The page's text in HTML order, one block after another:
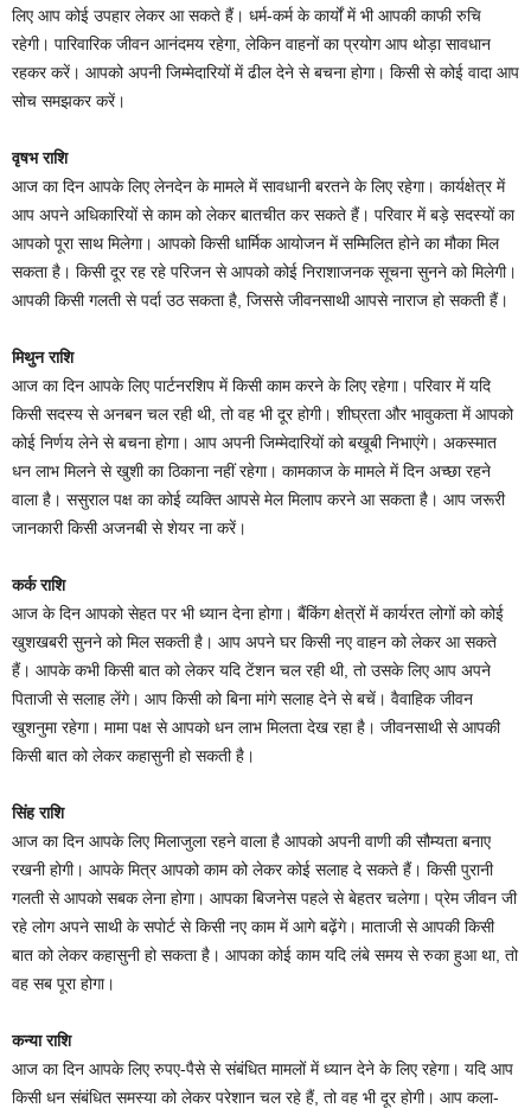
लिए आप कोई उपहार लेकर आ सकते हैं। धर्म-कर्म के कार्यों में भी आपकी काफी रुचि
रहेगी। पारिवारिक जीवन आनंदमय रहेगा, लेकिन वाहनों का प्रयोग आप थोड़ा सावधान
रहकर करें। आपको अपनी जिम्मेदारियों में ढील देने से बचना होगा। किसी से कोई वादा आप
सोच समझकर करें।
वृषभ राशि
आज का दिन आपके लिए लेनदेन के मामले में सावधानी बरतने के लिए रहेगा। कार्यक्षेत्र में
आप अपने अधिकारियों से काम को लेकर बातचीत कर सकते हैं। परिवार में बड़े सदस्यों का
आपको पूरा साथ मिलेगा। आपको किसी धार्मिक आयोजन में सम्मिलित होने का मौका मिल
सकता है। किसी दूर रह रहे परिजन से आपको कोई निराशाजनक सूचना सुनने को मिलेगी।
आपकी किसी गलती से पर्दा उठ सकता है, जिससे जीवनसाथी आपसे नाराज हो सकती हैं।
मिथुन राशि
आज का दिन आपके लिए पार्टनरशिप में किसी काम करने के लिए रहेगा। परिवार में यदि
किसी सदस्य से अनबन चल रही थी, तो वह भी दूर होगी। शीघ्रता और भावुकता में आपको
कोई निर्णय लेने से बचना होगा। आप अपनी जिम्मेदारियों को बखूबी निभाएंगे। अकस्मात
धन लाभ मिलने से खुशी का ठिकाना नहीं रहेगा। कामकाज के मामले में दिन अच्छा रहने
वाला है। ससुराल पक्ष का कोई व्यक्ति आपसे मेल मिलाप करने आ सकता है। आप जरूरी
जानकारी किसी अजनबी से शेयर ना करें।
कर्क राशि
आज के दिन आपको सेहत पर भी ध्यान देना होगा। बैंकिंग क्षेत्रों में कार्यरत लोगों को कोई
खुशखबरी सुनने को मिल सकती है। आप अपने घर किसी नए वाहन को लेकर आ सकते
हैं। आपके कभी किसी बात को लेकर यदि टेंशन चल रही थी, तो उसके लिए आप अपने
पिताजी से सलाह लेंगे। आप किसी को बिना मांगे सलाह देने से बचें। वैवाहिक जीवन
खुशनुमा रहेगा। मामा पक्ष से आपको धन लाभ मिलता देख रहा है। जीवनसाथी से आपकी
किसी बात को लेकर कहासुनी हो सकती है।
सिंह राशि
आज का दिन आपके लिए मिलाजुला रहने वाला है आपको अपनी वाणी की सौम्यता बनाए
रखनी होगी। आपके मित्र आपको काम को लेकर कोई सलाह दे सकते हैं। किसी पुरानी
गलती से आपको सबक लेना होगा। आपका बिजनेस पहले से बेहतर चलेगा। प्रेम जीवन जी
रहे लोग अपने साथी के सपोर्ट से किसी नए काम में आगे बढ़ेंगे। माताजी से आपकी किसी
बात को लेकर कहासुनी हो सकता है। आपका कोई काम यदि लंबे समय से रुका हुआ था, तो
वह सब पूरा होगा।
कन्या राशि
आज का दिन आपके लिए रुपए-पैसे से संबंधित मामलों में ध्यान देने के लिए रहेगा। यदि आप
किसी धन संबंधित समस्या को लेकर परेशान चल रहे हैं, तो वह भी दूर होगी। आप कला-